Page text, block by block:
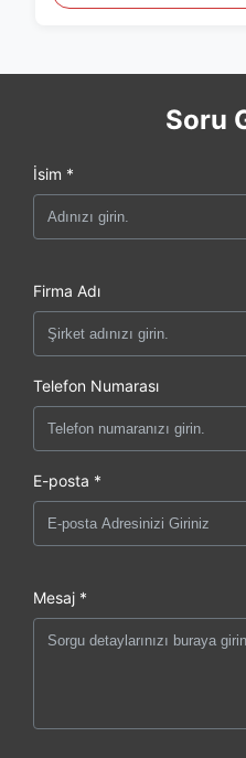
Soru
İsim *
Firma Adı
Telefon Numarası
E-posta *
Mesaj *